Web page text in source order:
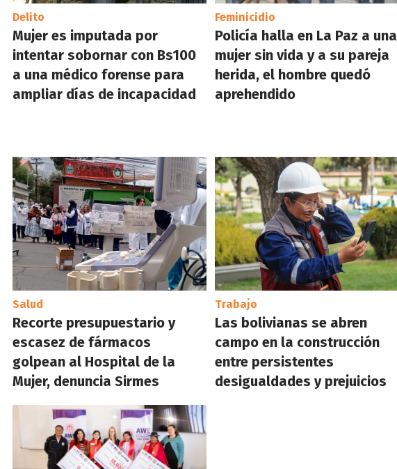
Delito
Mujer es imputada por
intentar sobornar con Bs100
a una médico forense para
ampliar días de incapacidad
Feminicidio
Policía halla en La Paz a una
mujer sin vida y a su pareja
herida, el hombre quedó
aprehendido
Salud
Recorte presupuestario y
escasez de fármacos
golpean al Hospital de la
Mujer, denuncia Sirmes
Trabajo
Las bolivianas se abren
campo en la construcción
entre persistentes
desigualdades y prejuicios